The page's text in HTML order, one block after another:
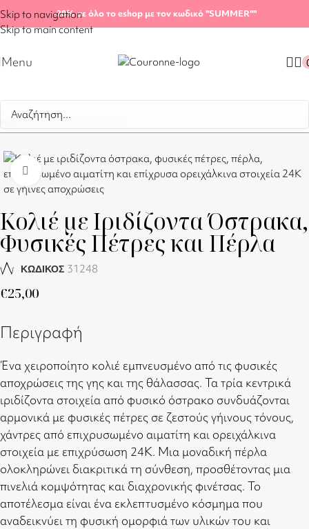
Skip to navigation
Skip to main content
-20%σε όλο το eshop με τον κωδικό "SUMMER""
Menu
Αρχική σελίδα
Click to enlarge
Κολιέ με Ιριδίζοντα Όστρακα,
Φυσικές Πέτρες και Πέρλα
ΚΩΔΙΚΟΣ 31248
€25,00
Περιγραφή
Ένα χειροποίητο κολιέ εμπνευσμένο από τις φυσικές
αποχρώσεις της γης και της θάλασσας. Τα τρία κεντρικά
ιριδίζοντα στοιχεία από φυσικό όστρακο συνδυάζονται
αρμονικά με φυσικές πέτρες σε ζεστούς γήινους τόνους,
χάντρες από επιχρυσωμένο αιματίτη και ορειχάλκινα
στοιχεία με επιχρύσωση 24Κ. Μια μοναδική πέρλα
ολοκληρώνει διακριτικά τη σύνθεση, προσθέτοντας μια
πινελιά κομψότητας και διαχρονικής φινέτσας. Το
αποτέλεσμα είναι ένα εκλεπτυσμένο κόσμημα που
αναδεικνύει τη φυσική ομορφιά των υλικών του και